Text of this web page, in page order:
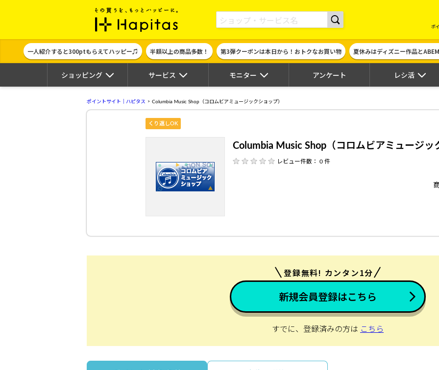
ポイント貯めて現金やギフト券に交換できるポイントサイト | ハピタス
ポ
一人紹介すると300ptもらえてハッピー♫ 半額以上の商品多数！ 第3弾クーポンは本日から！おトクなお買い物 夏休みはディズニー作品と
ショッピング サービス モニター アンケート レシ活
ポイントサイト｜ハピタス Columbia Music Shop（コロムビアミュージックショップ）
くり返しOK
Columbia Music Shop（コロムビアミュージッ
レビュー件数： 0 件
登録無料! カンタン1分
新規会員登録はこちら
すでに、登録済みの方は こちら